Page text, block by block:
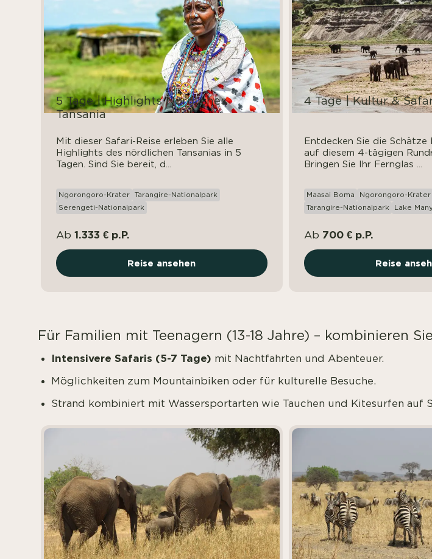
5 Tage | Highlights Nördliches
Tansania
Mit dieser Safari-Reise erleben Sie alle
Highlights des nördlichen Tansanias in 5
Tagen. Sind Sie bereit, d...
Ngorongoro-Krater
Tarangire-Nationalpark
Serengeti-Nationalpark
Ab 1.333 € p.P.
Reise ansehen
4 Tage | Kultur &
Entdecken Sie die Schätze
auf diesem 4-tägigen
Bringen Sie Ihr Fernglas ...
Maasai Boma
Ngorongoro-Krater
Tarangire-Nationalpark
Lake
Ab 700 € p.P.
Reise
Für Familien mit Teenagern (13-18 Jahre) – kombinieren
Intensivere Safaris (5-7 Tage) mit Nachtfahrten und Abenteuer.
Möglichkeiten zum Mountainbiken oder für kulturelle Besuche.
Strand kombiniert mit Wassersportarten wie Tauchen und Kitesurfen auf